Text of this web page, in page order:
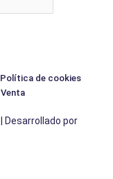
Política de cookies
Desarrollado por